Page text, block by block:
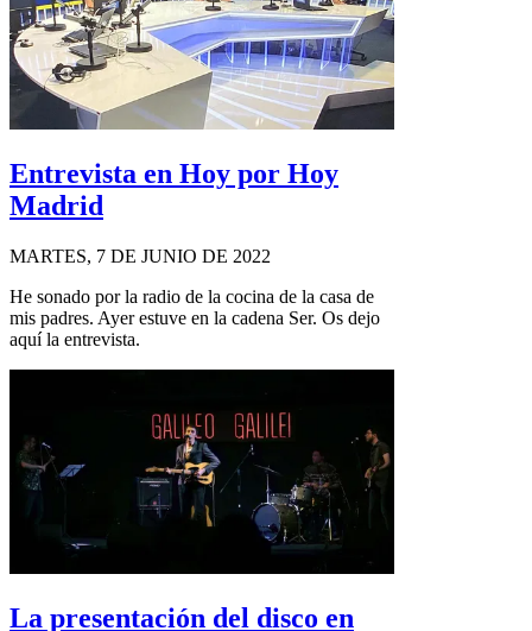
Entrevista en Hoy por Hoy
Madrid
MARTES, 7 DE JUNIO DE 2022
He sonado por la radio de la cocina de la casa de
mis padres. Ayer estuve en la cadena Ser. Os dejo
aquí la entrevista.
La presentación del disco en